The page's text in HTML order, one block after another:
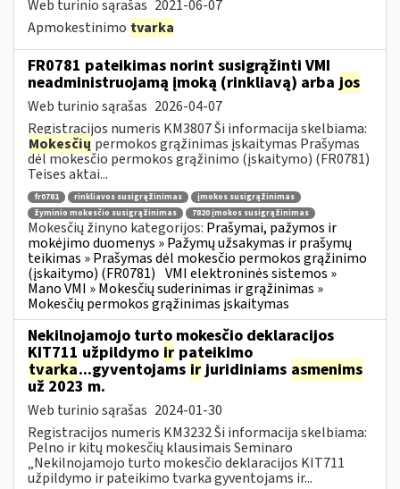
Web turinio sąrašas 2021-06-07
Apmokestinimo tvarka
FR0781 pateikimas norint susigrąžinti VMI
neadministruojamą įmoką (rinkliavą) arba jos
Web turinio sąrašas 2026-04-07
Registracijos numeris KM3807 Ši informacija skelbiama:
Mokesčių permokos grąžinimas įskaitymas Prašymas
dėl mokesčio permokos grąžinimo (įskaitymo) (FR0781)
Teises aktai...
fr0781 rinkliavos susigrąžinimas
įmokos susigrąžinimas
žyminio mokesčio susigrąžinimas
7820 įmokos susigrąžinimas
Mokesčių žinyno kategorijos: Prašymai, pažymos ir
mokėjimo duomenys » Pažymų užsakymas ir prašymų
teikimas » Prašymas dėl mokesčio permokos grąžinimo
(įskaitymo) (FR0781) VMI elektroninės sistemos »
Mano VMI » Mokesčių suderinimas ir grąžinimas »
Mokesčių permokos grąžinimas įskaitymas
Nekilnojamojo turto mokesčio deklaracijos
KIT711 užpildymo ir pateikimo
tvarka...gyventojams irjuridiniams asmenims
už 2023 m.
Web turinio sąrašas 2024-01-30
Registracijos numeris KM3232 Ši informacija skelbiama:
Pelno ir kitų mokesčių klausimais Seminaro
„Nekilnojamojo turto mokesčio deklaracijos KIT711
užpildymo ir pateikimo tvarka gyventojams ir...